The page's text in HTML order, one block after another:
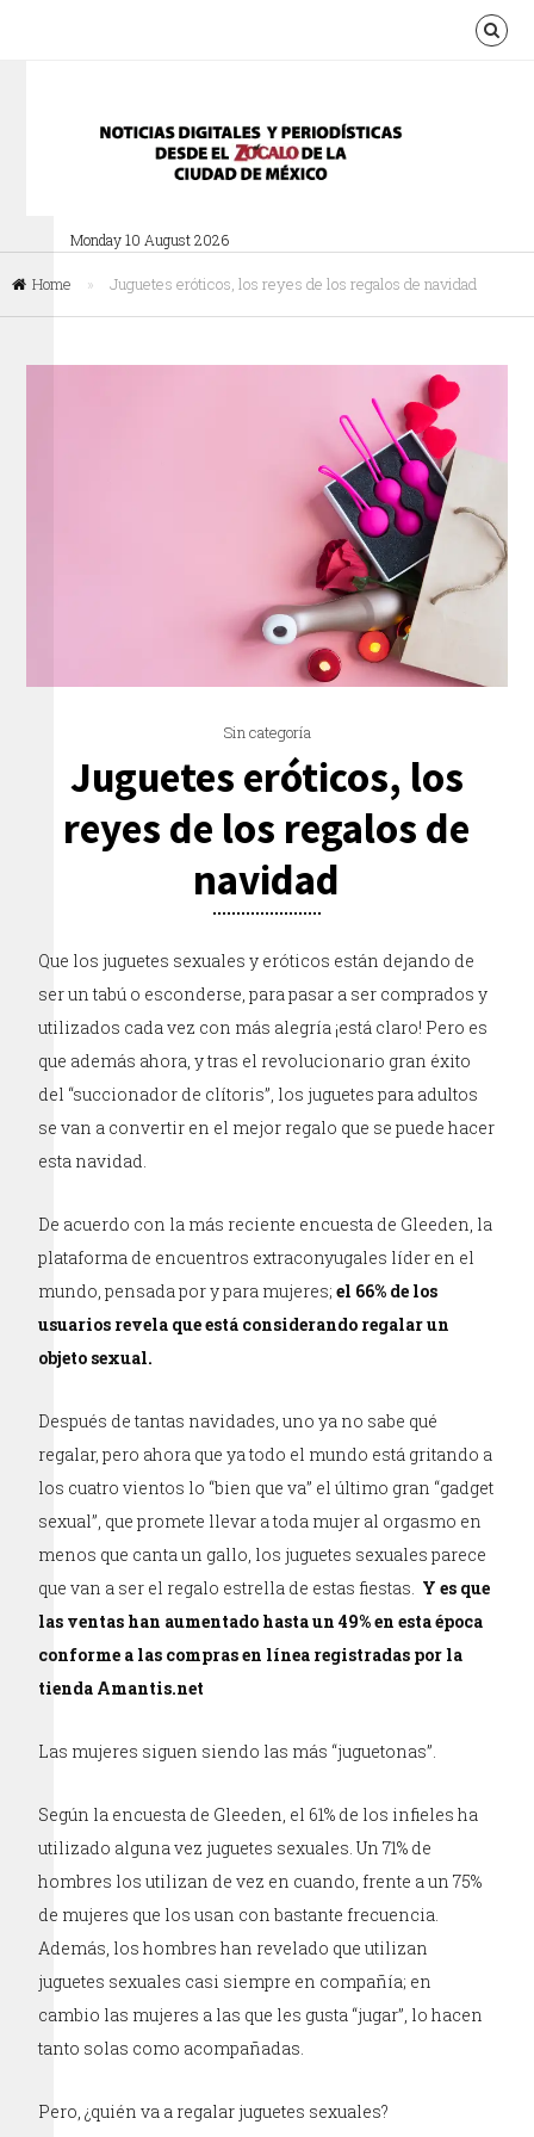
Monday 10 August 2026
Home » Juguetes eróticos, los reyes de los regalos de navidad
Sin categoría
Juguetes eróticos, los
reyes de los regalos de
navidad
Que los juguetes sexuales y eróticos están dejando de
ser un tabú o esconderse, para pasar a ser comprados y
utilizados cada vez con más alegría ¡está claro! Pero es
que además ahora, y tras el revolucionario gran éxito
del “succionador de clítoris”, los juguetes para adultos
se van a convertir en el mejor regalo que se puede hacer
esta navidad.
De acuerdo con la más reciente encuesta de Gleeden, la
plataforma de encuentros extraconyugales líder en el
mundo, pensada por y para mujeres;el 66% de los
usuarios revela que está considerando regalar un
objeto sexual.
Después de tantas navidades, uno ya no sabe qué
regalar, pero ahora que ya todo el mundo está gritando a
los cuatro vientos lo “bien que va” el último gran “gadget
sexual”, que promete llevar a toda mujer al orgasmo en
menos que canta un gallo, los juguetes sexuales parece
que van a ser el regalo estrella de estas fiestas. Y es que
las ventas han aumentado hasta un 49% en esta época
conforme a las compras en línea registradas por la
tienda Amantis.net
Las mujeres siguen siendo las más “juguetonas”.
Según la encuesta de Gleeden, el 61% de los infieles ha
utilizado alguna vez juguetes sexuales. Un 71% de
hombres los utilizan de vez en cuando, frente a un 75%
de mujeres que los usan con bastante frecuencia.
Además, los hombres han revelado que utilizan
juguetes sexuales casi siempre en compañía; en
cambio las mujeres a las que les gusta “jugar”, lo hacen
tanto solas como acompañadas.
Pero, ¿quién va a regalar juguetes sexuales?